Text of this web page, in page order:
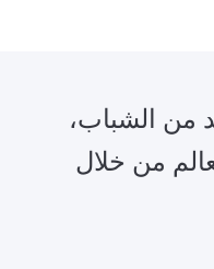
من الشباب،
من خلال